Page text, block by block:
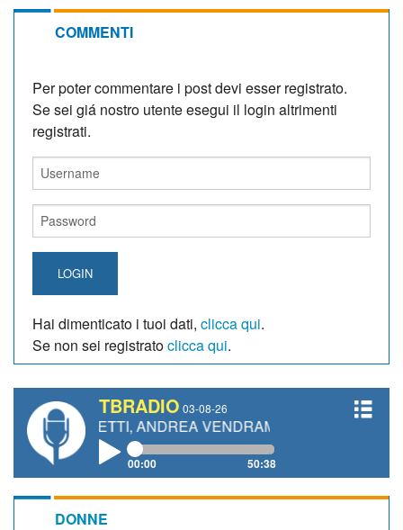
COMMENTI
Per poter commentare i post devi esser registrato.
Se sei giá nostro utente esegui il login altrimenti
registrati.
LOGIN
Hai dimenticato i tuoi dati, clicca qui.
Se non sei registratoclicca qui.
TBRADIO 03-08-26
ANDREA VENDRAME, FILIPPO FIORELLI
00:00 50:38
DONNE